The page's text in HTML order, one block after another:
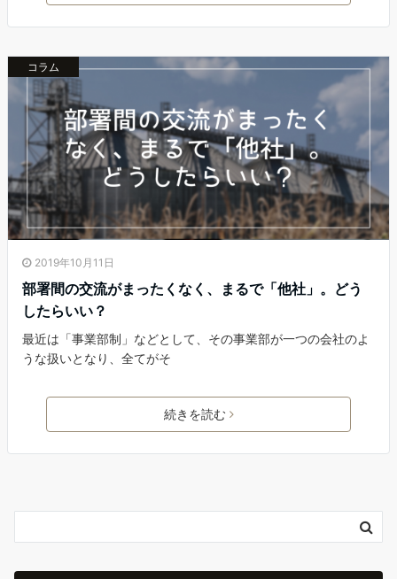
コラム
2019年10月11日
部署間の交流がまったくなく、まるで「他社」。どう
したらいい？
最近は「事業部制」などとして、その事業部が一つの会社のよ
うな扱いとなり、全てがそ
続きを読む